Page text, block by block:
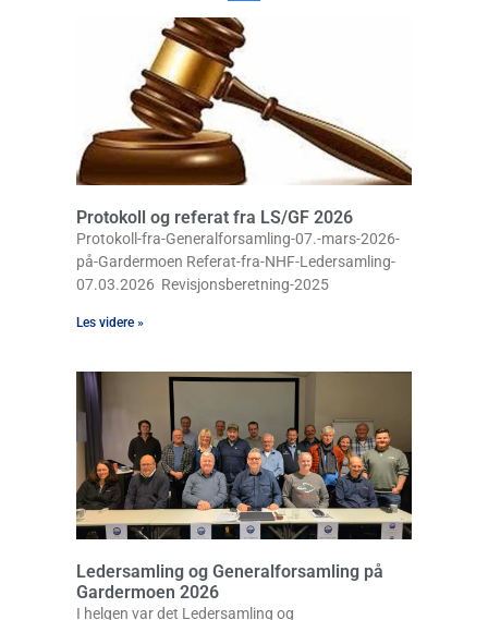
Protokoll og referat fra LS/GF 2026
Protokoll-fra-Generalforsamling-07.-mars-2026-
på-Gardermoen Referat-fra-NHF-Ledersamling-
07.03.2026 Revisjonsberetning-2025
Les videre »
Ledersamling og Generalforsamling på
Gardermoen 2026
I helgen var det Ledersamling og